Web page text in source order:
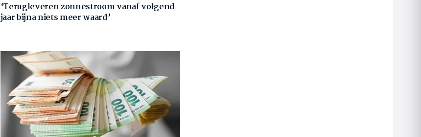
‘Terugleveren zonnestroom vanaf volgend
jaar bijna niets meer waard’